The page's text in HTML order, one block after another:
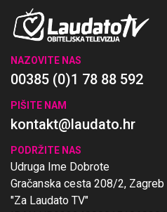
NAZOVITE NAS
00385 (0)1 78 88 592
PIŠITE NAM
kontakt@laudato.hr
PODRŽITE NAS
Udruga Ime Dobrote
Gračanska cesta 208/2, Zagreb
"Za Laudato TV"